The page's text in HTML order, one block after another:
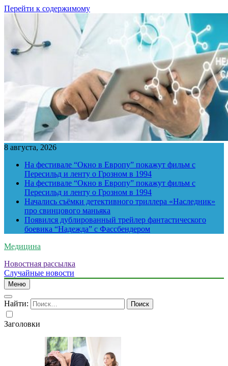
Перейти к содержимому
8 августа, 2026
На фестивале “Окно в Европу” покажут фильм с
Пересильд и ленту о Грозном в 1994
На фестивале “Окно в Европу” покажут фильм с
Пересильд и ленту о Грозном в 1994
Начались съёмки детективного триллера «Наследник»
про свинцового маньяка
Появился дублированный трейлер фантастического
боевика “Надежда” с Фассбендером
Медицина
Новостная рассылка
Случайные новости
Меню
Найти:
Заголовки